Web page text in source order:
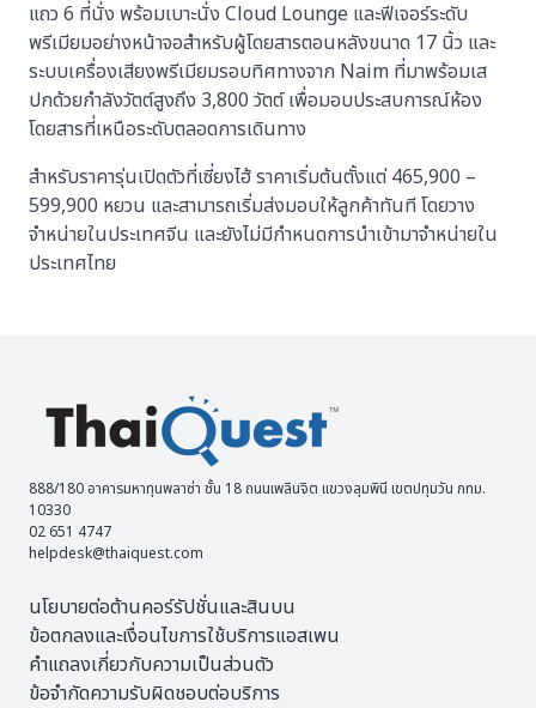
แถว 6 ที่นั่ง พร้อมเบาะนั่ง Cloud Lounge และฟีเจอร์ระดับ
พรีเมียมอย่างหน้าจอสำหรับผู้โดยสารตอนหลังขนาด 17 นิ้ว และ
ระบบเครื่องเสียงพรีเมียมรอบทิศทางจาก Naim ที่มาพร้อมเส
ปกด้วยกำลังวัตต์สูงถึง 3,800 วัตต์ เพื่อมอบประสบการณ์ห้อง
โดยสารที่เหนือระดับตลอดการเดินทาง
สำหรับราคารุ่นเปิดตัวที่เซี่ยงไฮ้ ราคาเริ่มต้นตั้งแต่ 465,900 –
599,900 หยวน และสามารถเริ่มส่งมอบให้ลูกค้าทันที โดยวาง
จำหน่ายในประเทศจีน และยังไม่มีกำหนดการนำเข้ามาจำหน่ายใน
ประเทศไทย
888/180 อาคารมหาทุนพลาซ่า ชั้น 18 ถนนเพลินจิต แขวงลุมพินี เขตปทุมวัน กทม.
10330
02 651 4747
helpdesk@thaiquest.com
นโยบายต่อต้านคอร์รัปชั่นและสินบน
ข้อตกลงและเงื่อนไขการใช้บริการแอสเพน
คำแถลงเกี่ยวกับความเป็นส่วนตัว
ข้อจำกัดความรับผิดชอบต่อบริการ